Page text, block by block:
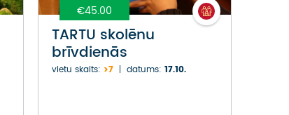
€45.00
TARTU skolēnu
brīvdienās
vietu skaits: >7 datums: 17.10.